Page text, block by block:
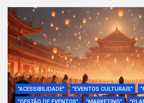
"ACESSIBILIDADE" "EVENTOS CULTURAIS"